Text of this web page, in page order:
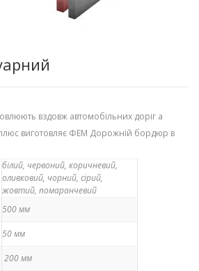
вздовж автомобільних доріг а
плюс виготовляє ФЕМ Дорожній бордюр в
білий, червоний, коричневий,
оливковий, чорний, сірий,
жовтий, помаранчевий
500 мм
50 мм
200 мм